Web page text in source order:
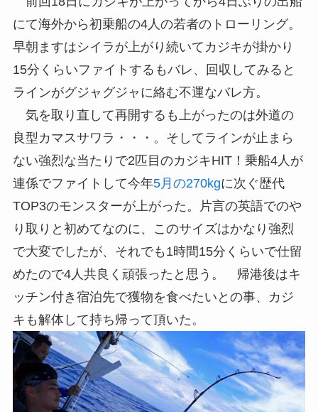
にて海外から初乗船の4人の若者のトローリング。
早朝ますはシイラが上がり続いてカジキが掛かり
15分くらいファイトするもバレ、回収してみると
ラインがグジャグジャに絡む不運なバレ方。
気を取り直して再開するも上がったのは外道の
良型カマスサワラ・・・。そしてラインが止まら
ない強烈な当たりで2匹目のカジキHIT！乗船4人が
連係でファイトして今年5月の270kgに次ぐ歴代
TOP3のモンスターが上がった。片言の英語でのや
り取りと初めてなのに、このサイズはかなり強烈
で大変でしたが、それでも1時間15分くらいで仕留
めたので4人共良く頑張ったと思う。 帰港後はキ
ッチン付き宿泊先で獲物を食べたいとの事、カジ
キも解体して持ち帰って頂いた。